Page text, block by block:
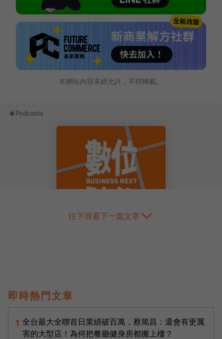
本網站內容未經允許，不得轉載。
往下滑看下一篇文章
即時熱門文章
1 全台最大全聯首日業績破百萬，蔡篤昌：還會有更厲
害的大型店！為何把餐廳健身房都搬上樓？